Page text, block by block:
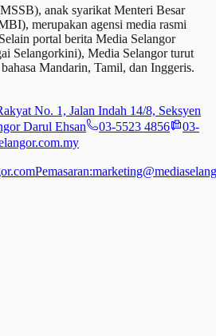
anak syarikat Menteri Besar
merupakan agensi media rasmi
portal berita Media Selangor
Selangorkini), Media Selangor turut
Mandarin, Tamil, dan Inggeris.
No. 1, Jalan Indah 14/8, Seksyen
Darul Ehsan
03-5523 4856
03-
Pemasaran: